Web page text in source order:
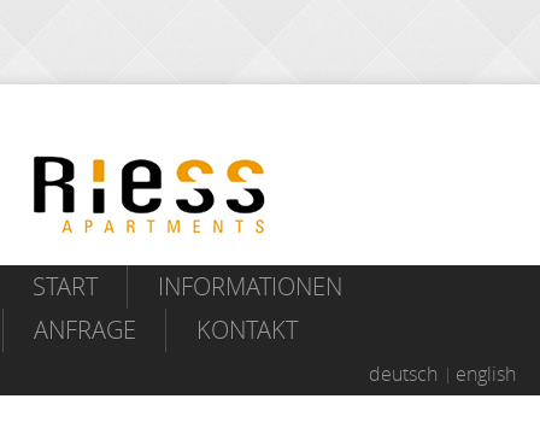
START
INFORMATIONEN
ANFRAGE
KONTAKT
deutsch english